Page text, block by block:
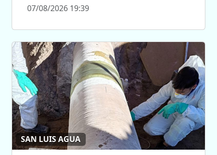
07/08/2026 19:39
SAN LUIS AGUA